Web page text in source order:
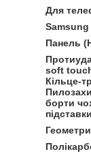
Для
Samsung
Панель
soft
Кільце-
борти